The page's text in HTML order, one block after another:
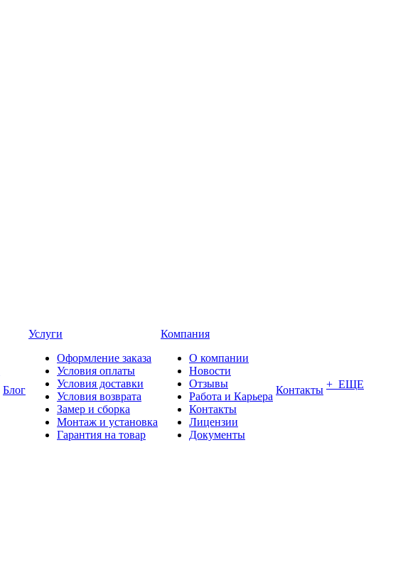
Блог
Услуги
Оформление заказа
Условия оплаты
Условия доставки
Условия возврата
Замер и сборка
Монтаж и установка
Гарантия на товар
Компания
О компании
Новости
Отзывы
Работа и Карьера
Контакты
Лицензии
Документы
Контакты + ЕЩЕ